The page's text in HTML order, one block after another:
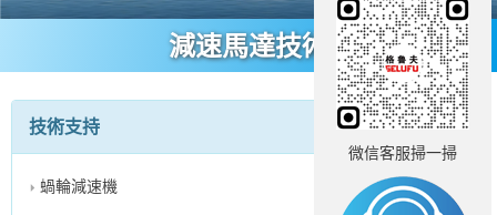
減速馬達技術
技術支持
蝸輪減速機
微信客服掃一掃